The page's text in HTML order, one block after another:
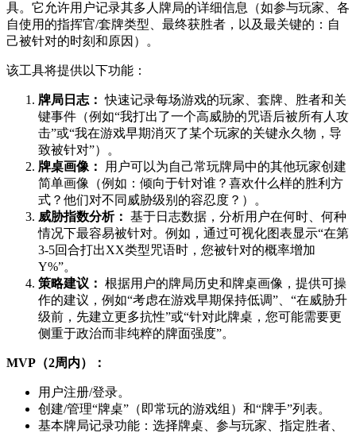
具。它允许用户记录其多人牌局的详细信息（如参与玩家、各
自使用的指挥官/套牌类型、最终获胜者，以及最关键的：自
己被针对的时刻和原因）。
该工具将提供以下功能：
牌局日志： 快速记录每场游戏的玩家、套牌、胜者和关
键事件（例如“我打出了一个高威胁的咒语后被所有人攻
击”或“我在游戏早期消灭了某个玩家的关键永久物，导
致被针对”）。
牌桌画像：
用户可以为自己常玩牌局中的其他玩家创建
简单画像（例如：倾向于针对谁？喜欢什么样的胜利方
式？他们对不同威胁级别的容忍度？）。
威胁指数分析： 基于日志数据，分析用户在何时、何种
情况下最容易被针对。例如，通过可视化图表显示“在第
3-5回合打出XX类型咒语时，您被针对的概率增加
Y%”。
策略建议： 根据用户的牌局历史和牌桌画像，提供可操
作的建议，例如“考虑在游戏早期保持低调”、“在威胁升
级前，先建立更多抗性”或“针对此牌桌，您可能需要更
侧重于政治而非纯粹的牌面强度”。
MVP（2周内）：
用户注册/登录。
创建/管理“牌桌”（即常玩的游戏组）和“牌手”列表。
基本牌局记录功能：选择牌桌、参与玩家、指定胜者、